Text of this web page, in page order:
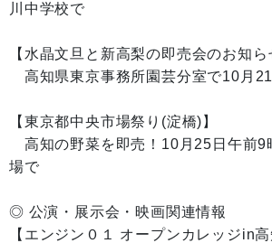
川中学校で
【水晶文旦と新高梨の即売会のお知ら
高知県東京事務所園芸分室で10月
【東京都中央市場祭り(淀橋)】
高知の野菜を即売！10月25日午前9
場で
◎ 公演・展示会・映画関連情報
【エンジン０１ オープンカレッジin高